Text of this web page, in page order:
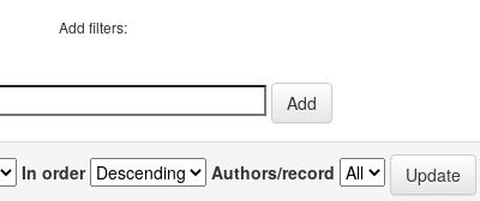
Add filters:
In order Authors/record